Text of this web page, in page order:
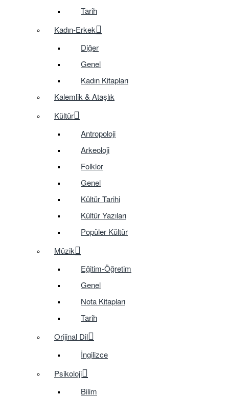
Tarih
Kadın-Erkek
Diğer
Genel
Kadın Kitapları
Kalemlik & Ataşlık
Kültür
Antropoloji
Arkeoloji
Folklor
Genel
Kültür Tarihi
Kültür Yazıları
Popüler Kültür
Müzik
Eğitim-Öğretim
Genel
Nota Kitapları
Tarih
Orijinal Dil
İngilizce
Psikoloji
Bilim